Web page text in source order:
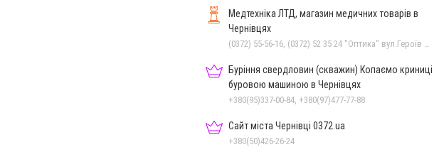
Медтехніка ЛТД, магазин медичних товарів в
Чернівцях
Буріння свердловин (скважин) Копаємо криниці
буровою машиною в Чернівцях
+380(95)337-00-84, +380(97)477-77-88
Сайт міста Чернівці 0372.ua
+380(50)426-26-24